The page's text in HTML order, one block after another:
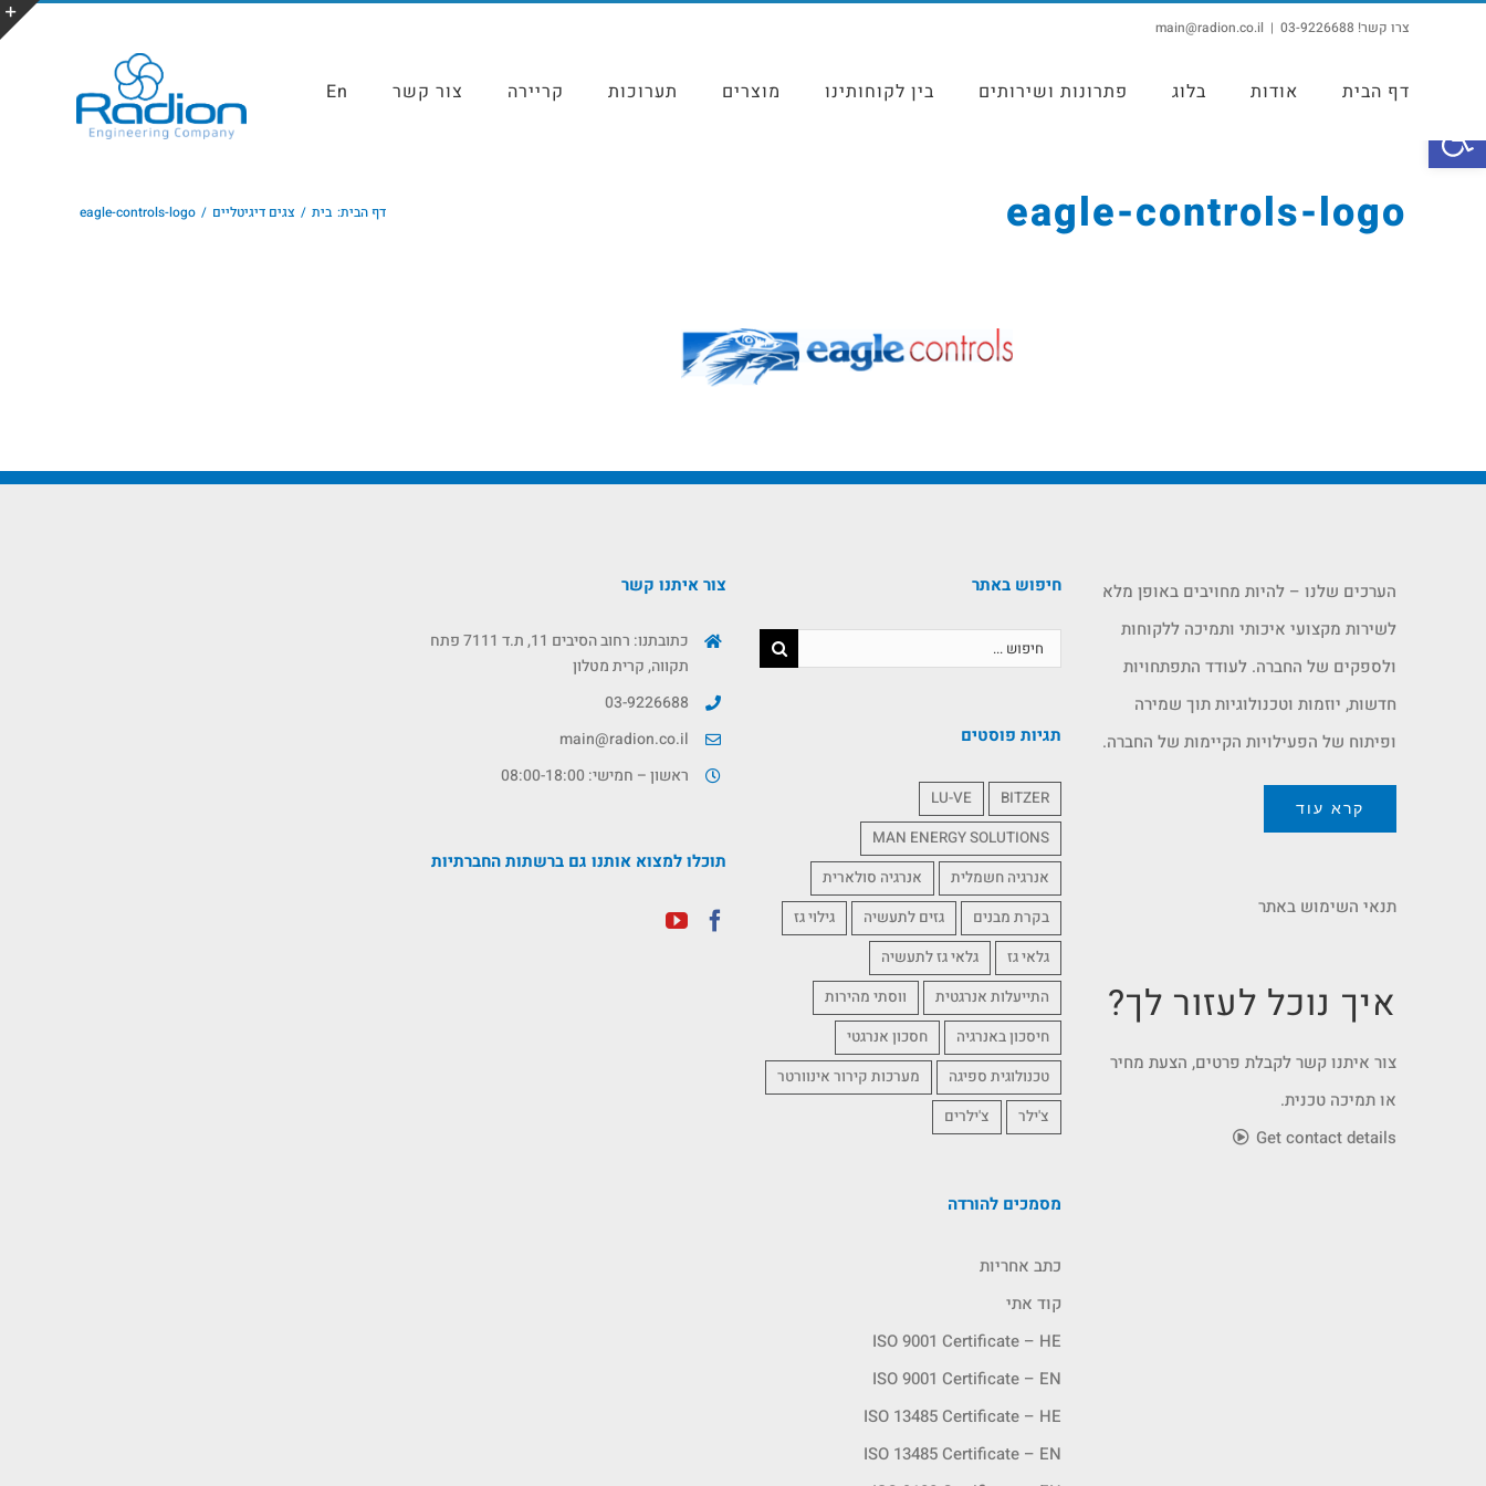
צרו קשר! 03-9226688 |
main@radion.co.il
דף הבית אודות בלוג פתרונות ושירותים בין לקוחותינו מוצרים תערוכות קריירה צור קשר En
eagle-controls-logo דף הבית: בית צגים דיגיטליים eagle-controls-logo
הערכים שלנו – להיות מחויבים באופן מלא
לשירות מקצועי איכותי ותמיכה ללקוחות
ולספקים של החברה. לעודד התפתחויות
חדשות, יוזמות וטכנולוגיות תוך שמירה
ופיתוח של הפעילויות הקיימות של החברה.
קרא עוד
תנאי השימוש באתר
איך נוכל לעזור לך?
צור איתנו קשר לקבלת פרטים, הצעת מחיר
או תמיכה טכנית.
Get contact details
חיפוש באתר
תגיות פוסטים
BITZER
LU-VE
MAN ENERGY SOLUTIONS
אנרגיה חשמלית
אנרגיה סולארית
בקרת מבנים
גזים לתעשיה
גילוי גז
גלאי גז
גלאי גז לתעשיה
התייעלות אנרגטית
ווסתי מהירות
חיסכון באנרגיה
חסכון אנרגטי
טכנולוגית ספיגה
מערכות קירור אינוורטר
צ'ילר
צ'ילרים
מסמכים להורדה
כתב אחריות
קוד אתי
ISO 9001 Certificate – HE
ISO 9001 Certificate – EN
ISO 13485 Certificate – HE
ISO 13485 Certificate – EN
צור איתנו קשר
כתובתנו: רחוב הסיבים 11, ת.ד 7111 פתח
תקווה, קרית מטלון
03-9226688
main@radion.co.il
ראשון – חמישי: 08:00-18:00
תוכלו למצוא אותנו גם ברשתות החברתיות